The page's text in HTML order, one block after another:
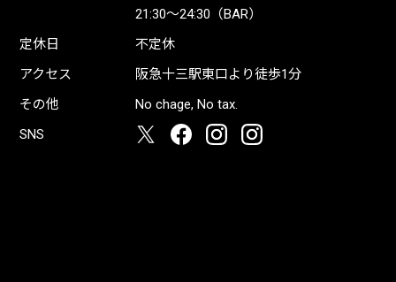
21:30〜24:30（BAR）
定休日
不定休
アクセス
阪急十三駅東口より徒歩1分
その他
No chage, No tax.
SNS